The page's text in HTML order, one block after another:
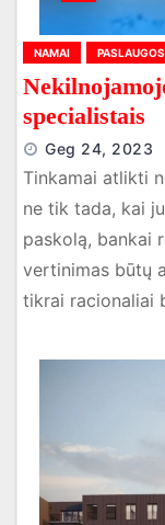
NAMAI PASLAUGOS
specialistais
Geg 24, 2023
Tinkamai atlikti
ne tik tada, kai
paskolą, bankai
vertinimas būtų
tikrai racionaliai